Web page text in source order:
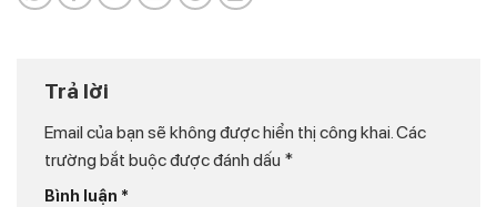
Trả lời
Email của bạn sẽ không được hiển thị công khai.Các
trường bắt buộc được đánh dấu *
Bình luận *